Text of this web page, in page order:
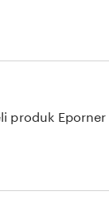
Eporner